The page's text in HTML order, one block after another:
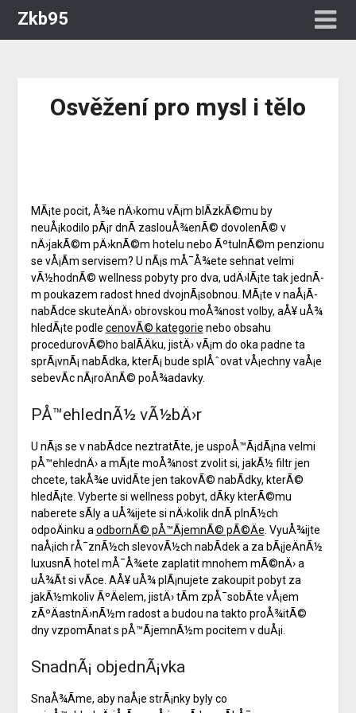
Zkb95
Osvěžení pro mysl i tělo
MÃ¡te pocit, Å¾e nÄ›komu vÃ¡m blÃ­zkÃ©mu by
neuÅ¡kodilo pÃ¡r dnÃ­ zaslouÅ¾enÃ© dovolenÃ© v
nÄ›jakÃ©m pÄ›knÃ©m hotelu nebo ÃºtulnÃ©m penzionu
se vÅ¡Ã­m servisem? U nÃ¡s mÅ¯Å¾ete sehnat velmi
vÃ½hodnÃ© wellness pobyty pro dva, udÄ›lÃ¡te tak jednÃ­
m poukazem radost hned dvojnÃ¡sobnou. MÃ¡te v naÅ¡Ã­
nabÃ­dce skuteÄnÄ› obrovskou moÅ¾nost volby, aÅ¥ uÅ¾
hledÃ¡te podle cenovÃ© kategorie nebo obsahu
procedurovÃ©ho balÃ­Äku, jistÄ› vÃ¡m do oka padne ta
sprÃ¡vnÃ¡ nabÃ­dka, kterÃ¡ bude splÅˆovat vÅ¡echny vaÅ¡e
sebevÃ­c nÃ¡roÄnÃ© poÅ¾adavky.
PÅ™ehlednÃ½ vÃ½bÄ›r
U nÃ¡s se v nabÃ­dce neztratÃ­te, je uspoÅ™Ã¡dÃ¡na velmi
pÅ™ehlednÄ› a mÃ¡te moÅ¾nost zvolit si, jakÃ½ filtr jen
chcete, takÅ¾e uvidÃ­te jen takovÃ© nabÃ­dky, kterÃ©
hledÃ¡te. Vyberte si wellness pobyt, dÃ­ky kterÃ©mu
naberete sÃ­ly a uÅ¾ijete si nÄ›kolik dnÃ­ plnÃ½ch
odpoÄinku a odbornÃ© pÅ™Ã­jemnÃ© pÃ©Äe . VyuÅ¾ijte
naÅ¡ich rÅ¯znÃ½ch slevovÃ½ch nabÃ­dek a za bÃ¡jeÄnÃ½
luxusnÃ­ hotel mÅ¯Å¾ete zaplatit mnohem mÃ©nÄ› a
uÅ¾Ã­t si vÃ­ce. AÅ¥ uÅ¾ plÃ¡nujete zakoupit pobyt za
jakÃ½mkoliv ÃºÄelem, jistÄ› tÃ­m zpÅ¯sobÃ­te vÅ¡em
zÃºÄastnÄ›nÃ½m radost a budou na takto proÅ¾itÃ©
dny vzpomÃ­nat s pÅ™Ã­jemnÃ½m pocitem v duÅ¡i.
SnadnÃ¡ objednÃ¡vka
SnaÅ¾Ã­me, aby naÅ¡e strÃ¡nky byly co